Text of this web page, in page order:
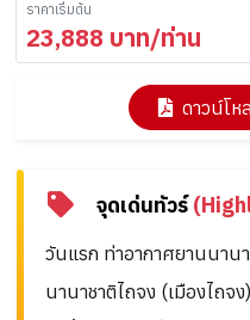
ราคาเริ่มต้น
23,888 บาท/ท่าน
ดาวน์โห
จุดเด่นทัวร์
วันแรก ท่าอากาศยานนาน
นานาชาติไถจง (เมืองไถจ